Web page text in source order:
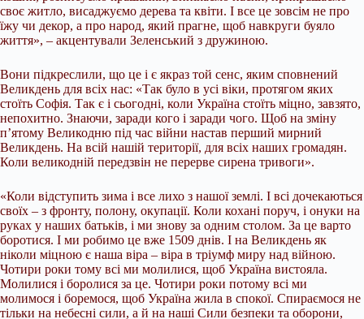
своє житло, висаджуємо дерева та квіти. І все це зовсім не про
їжу чи декор, а про народ, який прагне, щоб навкруги буяло
життя», – акцентували Зеленський з дружиною.
Вони підкреслили, що це і є якраз той сенс, яким сповнений
Великдень для всіх нас: «Так було в усі віки, протягом яких
стоїть Софія. Так є і сьогодні, коли Україна стоїть міцно, завзято,
непохитно. Знаючи, заради кого і заради чого. Щоб на зміну
п’ятому Великодню під час війни настав перший мирний
Великдень. На всій нашій території, для всіх наших громадян.
Коли великодній передзвін не перерве сирена тривоги».
«Коли відступить зима і все лихо з нашої землі. І всі дочекаються
своїх – з фронту, полону, окупації. Коли кохані поруч, і онуки на
руках у наших батьків, і ми знову за одним столом. За це варто
боротися. І ми робимо це вже 1509 днів. І на Великдень як
ніколи міцною є наша віра – віра в тріумф миру над війною.
Чотири роки тому всі ми молилися, щоб Україна вистояла.
Молилися і боролися за це. Чотири роки потому всі ми
молимося і боремося, щоб Україна жила в спокої. Спираємося не
тільки на небесні сили, а й на наші Сили безпеки та оборони,